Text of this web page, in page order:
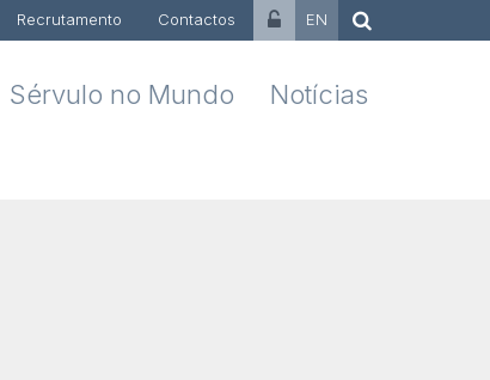
Recrutamento Contactos EN
Sérvulo no Mundo Notícias